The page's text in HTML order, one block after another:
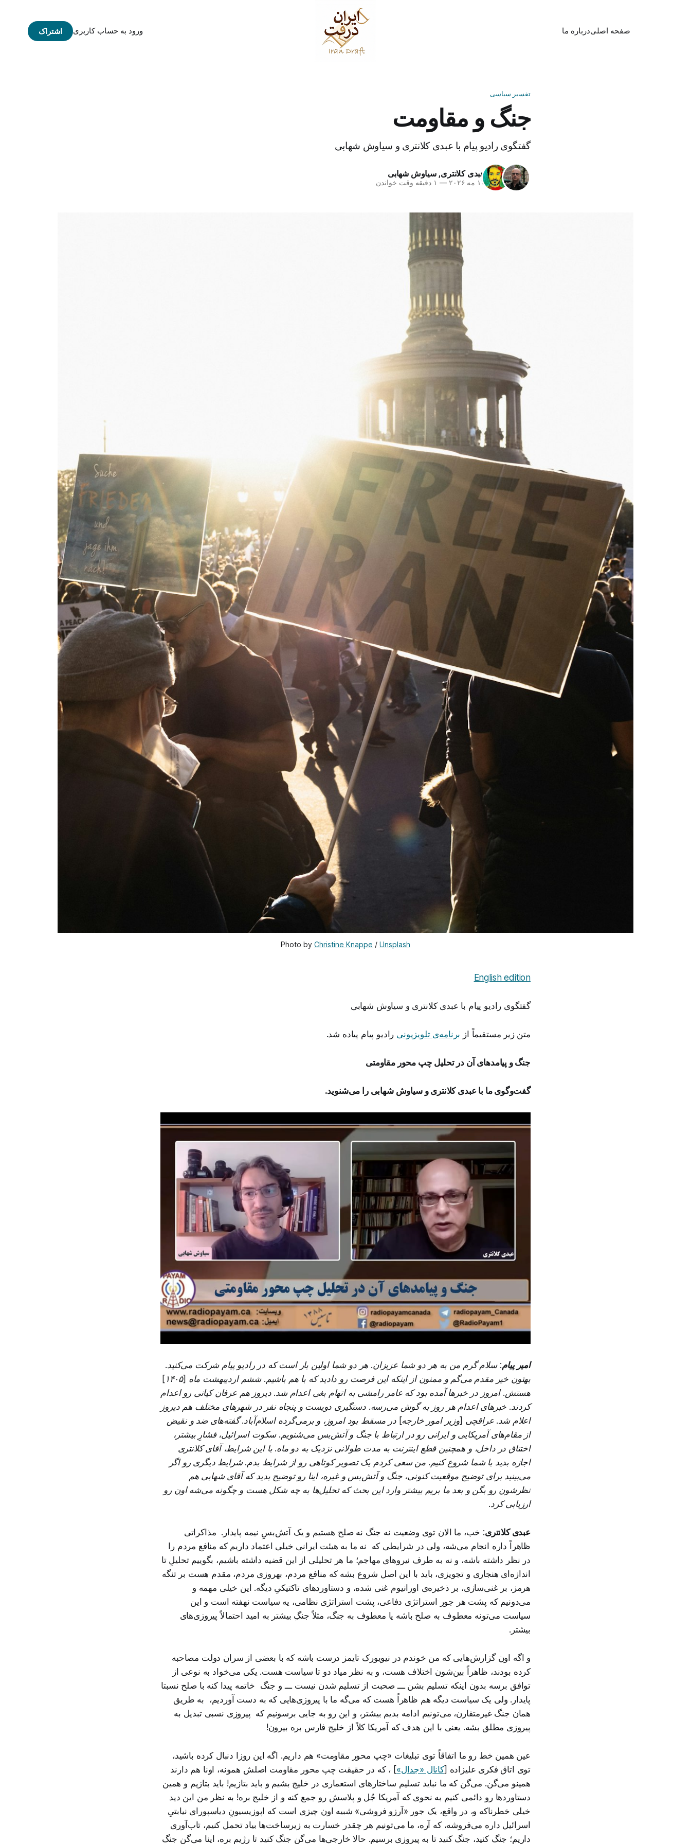
صفحه اصلیدرباره ما ورود به حساب کاربری اشتراک
تفسیر سیاسی
جنگ و مقاومت
گفتگوی رادیو پیام با عبدی کلانتری و سیاوش شهابی
عبدی کلانتری,سیاوش شهابی
۱۷ مه ۲۰۲۶ —
Photo by Christine Knappe / Unsplash
English edition
گفتگوی رادیو پیام با عبدی کلانتری و سیاوش شهابی
متن زیر مستقیماً از برنامه‌ی تلویزیونی رادیو پیام پیاده شد.
جنگ و پیامدهای آن در تحلیل چپ محور مقاومتی
گفت‌وگوی ما با عبدی کلانتری و سیاوش شهابی را می‌شنوید.
امیر پیام: سلام گرم من به هر دو شما عزیزان. هر دو شما اولین بار است که در رادیو پیام شرکت می‌کنید.
بهتون خیر مقدم می‌گم و ممنون از اینکه این فرصت رو دادید که با هم باشیم. ششم اردیبهشت ماه [۱۴۰۵]
هستش. امروز در خبرها آمده بود که عامر رامشی به اتهام بغی اعدام شد. دیروز هم عرفان کیانی رو اعدام
کردند. خبرهای اعدام هر روز به گوش می‌رسه. دستگیری دویست و پنجاه نفر در شهرهای مختلف هم دیروز
اعلام شد. عراقچی [وزیر امور خارجه] در مسقط بود امروز، و برمی‌گرده اسلام‌آباد. گفته‌های ضد و نقیض
از مقام‌های آمریکایی و ایرانی رو در ارتباط با جنگ و آتش‌بس می‌شنویم. سکوت اسرائیل، فشارِ بیشتر،
اختناق در داخل، و همچنین قطع اینترنت به مدت طولانی نزدیک به دو ماه. با این شرایط، آقای کلانتری
اجازه بدید با شما شروع کنیم. من سعی کردم یک تصویر کوتاهی رو از شرایط بدم. شرایط دیگری رو اگر
می‌بینید برای توضیح موقعیت کنونی، جنگ و آتش‌بس و غیره، اینا رو توضیح بدید که آقای شهابی هم
نظرشون رو بگن و بعد ما بریم بیشتر وارد این بحث که تحلیل‌ها به چه شکل هست و چگونه می‌شه اون رو
ارزیابی کرد.
عبدی کلانتری: خب، ما الان توی وضعیت نه جنگ نه صلح هستیم و یک آتش‌بسِِ نیمه پایدار. مذاکراتی
ظاهراً داره انجام می‌شه، ولی در شرایطی که نه ما به هیئت ایرانی خیلی اعتماد داریم که منافع مردم را
در نظر داشته باشه، و نه به طرف نیروهای مهاجم؛ ما هر تحلیلی از این قضیه داشته باشیم، بگوییم تحلیلِ تا
اندازه‌ای هنجاری و تجویزی، باید با این اصل شروع بشه که منافع مردم، بهروزی مردم، مقدم هست بر تنگه
هرمز، بر غنی‌سازی، بر ذخیره‌ی اورانیوم غنی شده، و دستاوردهای تاکتیکیِ دیگه. این خیلی مهمه و
می‌دونیم که پشت هر جور استراتژی دفاعی، پشت استراتژی نظامی، یه سیاست نهفته است و این
سیاست می‌تونه معطوف به صلح باشه یا معطوف به جنگ، مثلاً جنگِ بیشتر به امید احتمالاً پیروزی‌های
بیشتر.
و اگه اون گزارش‌هایی که من خوندم در نیویورک تایمز درست باشه که با بعضی از سران دولت مصاحبه
کرده بودند، ظاهراً بین‌شون اختلاف هست، و به نظر میاد دو تا سیاست هست. یکی می‌خواد به نوعی از
توافق برسه بدون اینکه تسلیم بشن ـــ صحبت از تسلیم شدن نیست ـــ و جنگ خاتمه پیدا کنه با صلح نسبتا
پایدار. ولی یک سیاست دیگه هم ظاهراً هست که می‌گه ما با پیروزی‌هایی که به دست آوردیم، به طریق
همان جنگ غیرمتقارن، می‌تونیم ادامه بدیم بیشتر، و این رو به جایی برسونیم که پیروزی نسبی تبدیل به
پیروزی مطلق بشه. یعنی با این هدف که آمریکا کلاً از خلیج فارس بره بیرون!
عین همین خط رو ما اتفاقاً توی تبلیغات «چپ محور مقاومت» هم داریم. اگه این روزا دنبال کرده باشید،
توی اتاق فکری علیزاده [کانال «جدال»] ، که در حقیقت چپ محور مقاومت اصلش همونه، اونا هم دارند
همینو می‌گن. می‌گن که ما نباید تسلیم ساختارهای استعماری در خلیج بشیم و باید بتازیم! باید بتازیم و همین
دستاوردها رو دائمی کنیم به نحوی که آمریکا جُل و پلاسش رو جمع کنه و از خلیج بره! به نظر من این دید
خیلی خطرناکه و، در واقع، یک جور «آرزو فروشی» شبیه اون چیزی است که اپوزیسیونِ دیاسپورای نیابتیِ
اسرائیل داره می‌فروشه، که آره، ما می‌تونیم هر چقدر خسارت به زیرساخت‌ها بیاد تحمل کنیم، تاب‌آوری
داریم؛ جنگ کنید، جنگ کنید تا به پیروزی برسیم. حالا خارجی‌ها می‌گن جنگ کنید تا رژیم بره، اینا می‌گن جنگ